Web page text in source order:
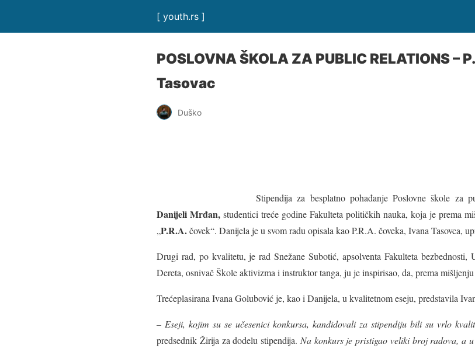
[ youth.rs ]
POSLOVNA ŠKOLA ZA PUBLIC RELATIONS –
Tasovac
Duško
Stipendija za besplatno pohađanje Poslovne škole za
Danijeli Mrđan, studentici treće godine Fakulteta političkih nauka, koja je prema
„P.R.A.čovek“. Danijela je u svom radu opisala kao P.R.A. čoveka, Ivana Tasovca,
Drugi rad, po kvalitetu, je rad Snežane Subotić, apsolventa Fakulteta bezbednosti,
Dereta, osnivač Škole aktivizma i instruktor tanga, ju je inspirisao, da, prema
Trećeplasirana Ivana Golubović je, kao i Danijela, u kvalitetnom eseju, predstavila
– Eseji, kojim su se učesenici konkursa, kandidovali za stipendiju bili su vrlo
predsednik Žirija za dodelu stipendija. Na konkurs je pristigao veliki broj radova, a